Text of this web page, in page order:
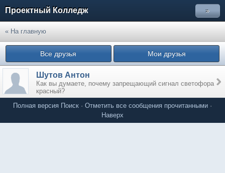
Проектный Колледж »
« На главную
Все друзья Мои друзья
Шутов Антон
Как вы думаете, почему запрещающий сигнал светофора
красный?
Полная версия Поиск · Отметить все сообщения прочитанными ·
Наверх